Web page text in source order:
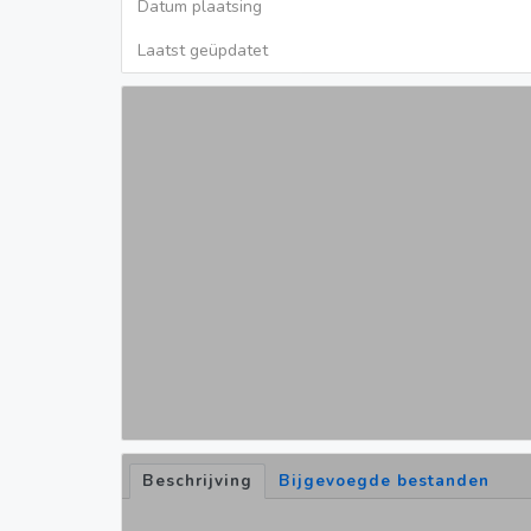
Datum plaatsing
Laatst geüpdatet
Beschrijving Bijgevoegde bestanden